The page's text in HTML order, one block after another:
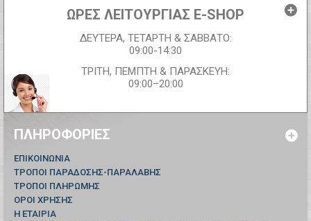
ΩΡΕΣ ΛΕΙΤΟΥΡΓΙΑΣ E-SHOP
ΔΕΥΤΕΡΑ, ΤΕΤΑΡΤΗ & ΣΑΒΒΑΤΟ:
09:00-14:30
ΤΡΙΤΗ, ΠΕΜΠΤΗ & ΠΑΡΑΣΚΕΥΗ:
09:00–20:00
ΠΛΗΡΟΦΟΡΊΕΣ
ΕΠΙΚΟΙΝΩΝΊΑ
ΤΡΟΠΟΙ ΠΑΡΑΔΟΣΗΣ-ΠΑΡΑΛΑΒΗΣ
ΤΡΟΠΟΙ ΠΛΗΡΩΜΗΣ
ΟΡΟΙ ΧΡΗΣΗΣ
Η ΕΤΑΙΡΙΑ